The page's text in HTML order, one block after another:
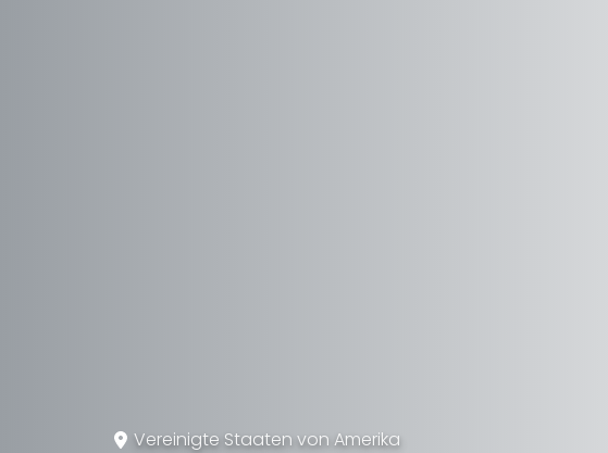
Vereinigte Staaten von Amerika